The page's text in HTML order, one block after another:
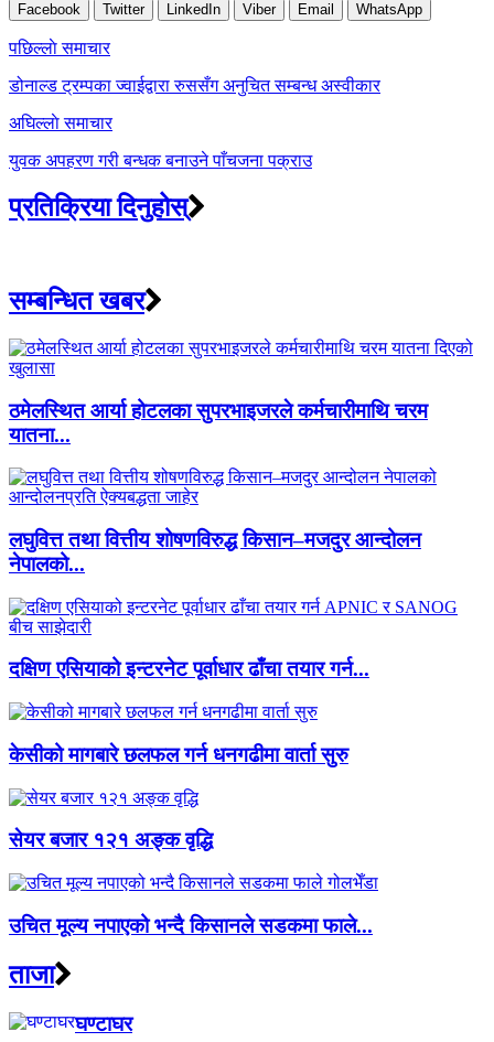
Facebook Twitter LinkedIn Viber Email WhatsApp
Post
navigation
पछिल्लाे समाचार
डोनाल्ड ट्रम्पका ज्वाईद्वारा रुससँग अनुचित सम्बन्ध अस्वीकार
अघिल्लाे समाचार
युवक अपहरण गरी बन्धक बनाउने पाँचजना पक्राउ
प्रतिक्रिया दिनुहोस्
सम्बन्धित खबर
ठमेलस्थित आर्या होटलका सुपरभाइजरले कर्मचारीमाथि चरम
यातना...
लघुवित्त तथा वित्तीय शोषणविरुद्ध किसान–मजदुर आन्दोलन
नेपालको...
दक्षिण एसियाको इन्टरनेट पूर्वाधार ढाँचा तयार गर्न...
केसीको मागबारे छलफल गर्न धनगढीमा वार्ता सुरु
सेयर बजार १२१ अङ्क वृद्धि
उचित मूल्य नपाएको भन्दै किसानले सडकमा फाले...
ताजा
घण्टाघर